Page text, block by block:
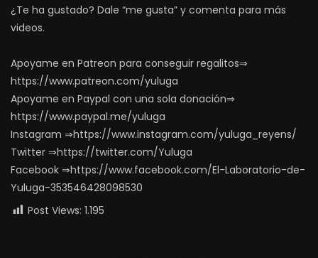
¿Te ha gustado? Dale “me gusta” y comenta para más
videos.
Apoyame en Patreon para conseguir regalitos⇒
https://www.patreon.com/yuluga
Apoyame en Paypal con una sola donación⇒
https://www.paypal.me/yuluga
Instagram ⇒https://www.instagram.com/yuluga_reyens/
Twitter ⇒https://twitter.com/Yuluga
Facebook ⇒https://www.facebook.com/El-Laboratorio-de-
Yuluga-353546428098530
Post Views: 1.195